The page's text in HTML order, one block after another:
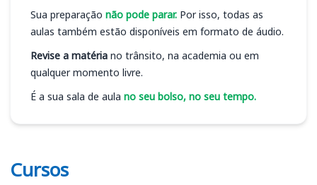
Sua preparação não pode parar. Por isso, todas as
aulas também estão disponíveis em formato de áudio.
Revise a matéria no trânsito, na academia ou em
qualquer momento livre.
É a sua sala de aula no seu bolso, no seu tempo.
Cursos